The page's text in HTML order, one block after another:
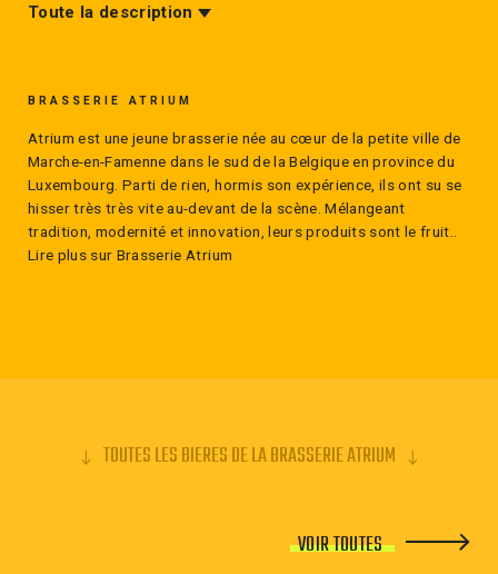
parfaitement équilibrée par quelques notes maltée.
Toute la description
BRASSERIE ATRIUM
Atrium est une jeune brasserie née au cœur de la petite ville de
Marche-en-Famenne dans le sud de la Belgique en province du
Luxembourg. Parti de rien, hormis son expérience, ils ont su se
hisser très très vite au-devant de la scène. Mélangeant
tradition, modernité et innovation, leurs produits sont le fruit..
Lire plus sur Brasserie Atrium
TOUTES LES BIERES DE LA BRASSERIE ATRIUM
VOIR TOUTES